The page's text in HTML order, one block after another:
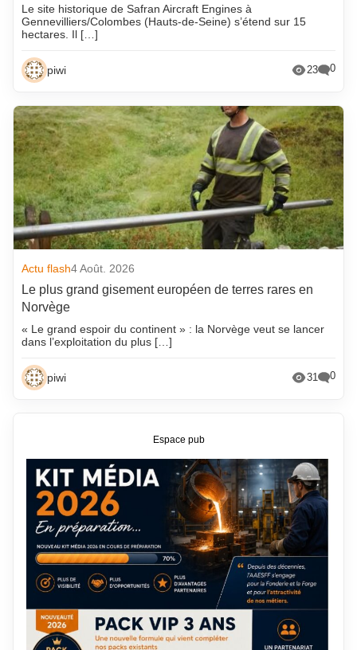
Le site historique de Safran Aircraft Engines à
Gennevilliers/Colombes (Hauts-de-Seine) s’étend sur 15
hectares. Il […]
piwi 23 0
Actu flash4 Août. 2026
Le plus grand gisement européen de terres rares en
Norvège
« Le grand espoir du continent » : la Norvège veut se lancer
dans l’exploitation du plus […]
piwi 31 0
Espace pub